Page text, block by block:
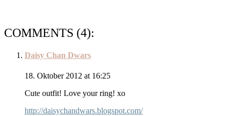
COMMENTS (4):
Daisy Chan Dwars
18. Oktober 2012 at 16:25
Cute outfit! Love your ring! xo
http://daisychandwars.blogspot.com/